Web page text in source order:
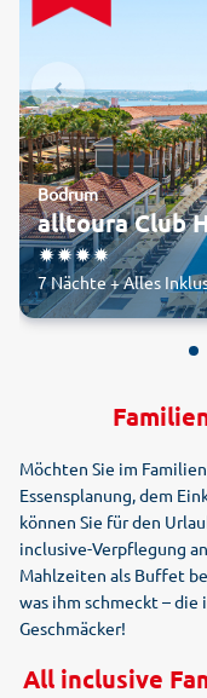
Bodrum
alltoura Club
7 Nächte + Alles
Möchten Sie im
Essensplanung, dem
können Sie für den
inclusive-Verpflegung
Mahlzeiten als Buffet
was ihm schmeckt –
Geschmäcker!
All inclusive